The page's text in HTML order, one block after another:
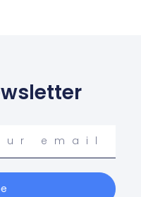
Your
email